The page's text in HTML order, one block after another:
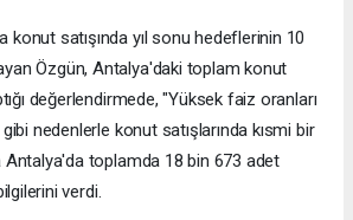
konut satışında yıl sonu hedeflerinin 10
Özgün, Antalya'daki toplam konut
değerlendirmede, "Yüksek faiz oranları
nedenlerle konut satışlarında kısmi bir
Antalya'da toplamda 18 bin 673 adet
verdi.